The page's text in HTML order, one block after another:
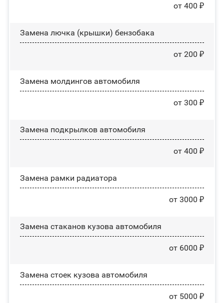
от 400 ₽
Замена лючка (крышки) бензобака
от 200 ₽
Замена молдингов автомобиля
от 300 ₽
Замена пoдĸpылĸoв автомобиля
от 400 ₽
Замена рамки радиатора
от 3000 ₽
Замена стаканов кузова автомобиля
от 6000 ₽
Замена стоек кузова автомобиля
от 5000 ₽